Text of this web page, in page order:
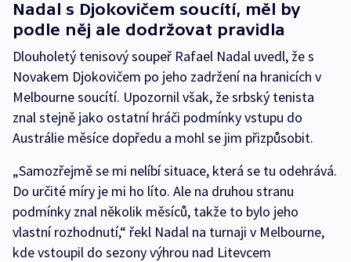
Nadal s Djokovičem soucítí, měl by
podle něj ale dodržovat pravidla
Dlouholetý tenisový soupeř Rafael Nadal uvedl, že s
Novakem Djokovičem po jeho zadržení na hranicích v
Melbourne soucítí. Upozornil však, že srbský tenista
znal stejně jako ostatní hráči podmínky vstupu do
Austrálie měsíce dopředu a mohl se jim přizpůsobit.
„Samozřejmě se mi nelíbí situace, která se tu odehrává.
Do určité míry je mi ho líto. Ale na druhou stranu
podmínky znal několik měsíců, takže to bylo jeho
vlastní rozhodnutí,“ řekl Nadal na turnaji v Melbourne,
kde vstoupil do sezony výhrou nad Litevcem